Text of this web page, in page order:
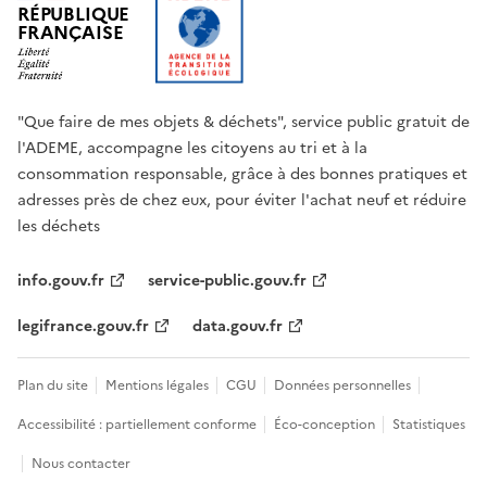
RÉPUBLIQUE
FRANÇAISE
"Que faire de mes objets & déchets", service public gratuit de
l'ADEME, accompagne les citoyens au tri et à la
consommation responsable, grâce à des bonnes pratiques et
adresses près de chez eux, pour éviter l'achat neuf et réduire
les déchets
info.gouv.fr
service-public.gouv.fr
legifrance.gouv.fr
data.gouv.fr
Plan du site Mentions légales CGU
Données personnelles
Accessibilité : partiellement conforme
Éco-conception
Statistiques
Nous contacter